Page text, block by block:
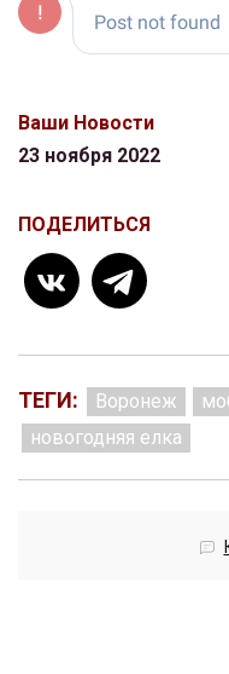
Ваши Новости
23 ноября 2022
ПОДЕЛИТЬСЯ
ТЕГИ: Воронеж
новогодняя елка